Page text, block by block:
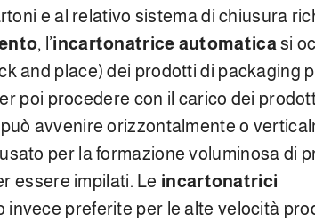
e al relativo sistema di chiusura
, l’incartonatrice automatica si
and place) dei prodotti di packaging
poi procedere con il carico dei
avvenire orizzontalmente o
per la formazione voluminosa di
essere impilati. Le incartonatrici
invece preferite per le alte velocità